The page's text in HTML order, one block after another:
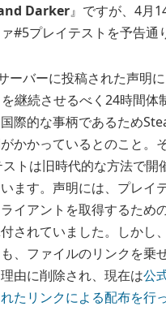
Darker』ですが、4月
#5プレイテストを予告通
ーバーに投稿された声明
継続させるべく24時間体
際的な事柄であるため
かかっているとのこと。
トは旧時代的な方法で開
ます。声明には、プレイ
イアントを取得するため
付されていました。しか
、ファイルのリンクを乗
由に削除され、現在は公
たリンクによる配布を行